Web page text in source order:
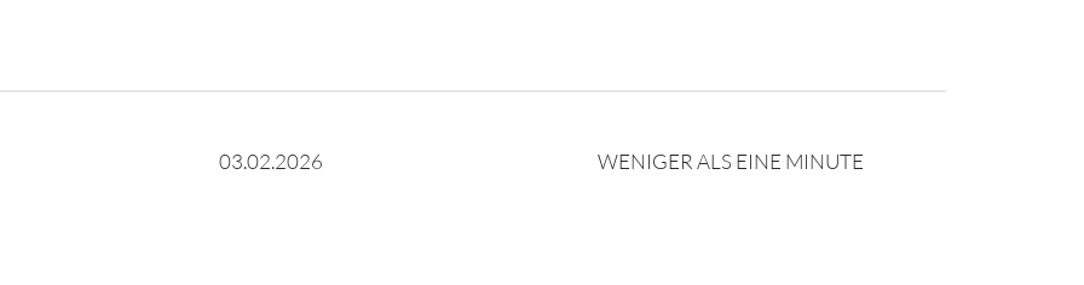
03.02.2026 WENIGER ALS EINE MINUTE